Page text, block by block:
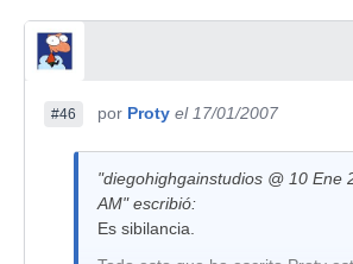
#46 por Proty el 17/01/2007
"diegohighgainstudios @ 10 Ene
AM" escribió:
Es sibilancia.